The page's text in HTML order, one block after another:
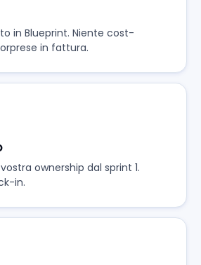
in Blueprint. Niente cost-
in fattura.
ownership dal sprint 1.
in.